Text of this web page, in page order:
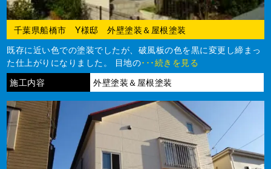
千葉県船橋市 Y様邸 外壁塗装＆屋根塗装
既存に近い色での塗装でしたが、破風板の色を黒に変更し締まっ
た仕上がりになりました。 目地の･･･続きを見る
施工内容
外壁塗装＆屋根塗装